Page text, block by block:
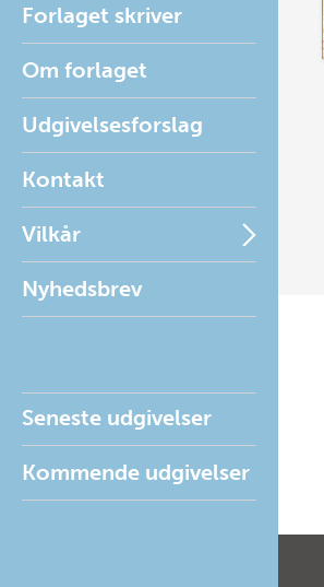
Forlaget skriver
Om forlaget
Udgivelsesforslag
Kontakt
Vilkår
Nyhedsbrev
Seneste udgivelser
Kommende udgivelser